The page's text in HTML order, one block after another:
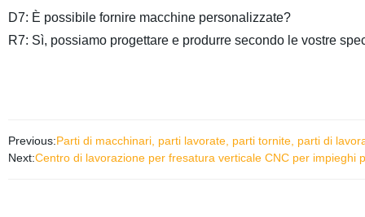
D7: È possibile fornire macchine personalizzate?
R7: Sì, possiamo progettare e produrre secondo le vostre
Previous:Parti di macchinari, parti lavorate, parti tornite, parti di
Next:Centro di lavorazione per fresatura verticale CNC per impieghi